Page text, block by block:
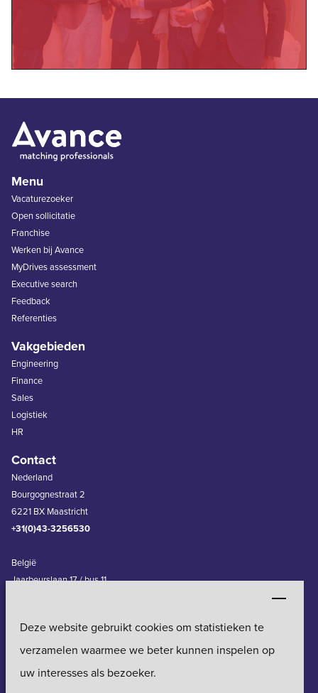
Deze website gebruikt cookies om statistieken te
verzamelen waarmee we beter kunnen inspelen op
uw interesses als bezoeker.
Menu
Vacaturezoeker
Open sollicitatie
Franchise
Werken bij Avance
MyDrives assessment
Executive search
Feedback
Referenties
Vakgebieden
Engineering
Finance
Sales
Logistiek
HR
Contact
Nederland
Bourgognestraat 2
6221 BX Maastricht
+31(0)43-3256530
België
Jaarbeurslaan 17 / bus 11
Erkenningsnummer 0732\BUO
Vestigingen
Privacy